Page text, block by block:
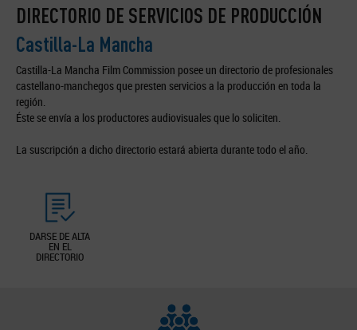
DIRECTORIO DE SERVICIOS DE PRODUCCIÓN
Castilla-La Mancha
Castilla-La Mancha Film Commission posee un directorio de profesionales
castellano-manchegos que presten servicios a la producción en toda la
región.
Éste se envía a los productores audiovisuales que lo soliciten.
La suscripción a dicho directorio estará abierta durante todo el año.
DARSE DE ALTA
EN EL
DIRECTORIO